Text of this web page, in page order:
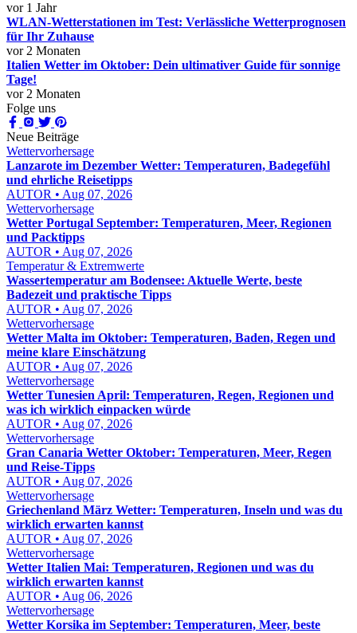
vor 1 Jahr
WLAN-Wetterstationen im Test: Verlässliche Wetterprognosen
für Ihr Zuhause
vor 2 Monaten
Italien Wetter im Oktober: Dein ultimativer Guide für sonnige
Tage!
vor 2 Monaten
Folge uns
Neue Beiträge
Wettervorhersage
Lanzarote im Dezember Wetter: Temperaturen, Badegefühl
und ehrliche Reisetipps
AUTOR • Aug 07, 2026
Wettervorhersage
Wetter Portugal September: Temperaturen, Meer, Regionen
und Packtipps
AUTOR • Aug 07, 2026
Temperatur & Extremwerte
Wassertemperatur am Bodensee: Aktuelle Werte, beste
Badezeit und praktische Tipps
AUTOR • Aug 07, 2026
Wettervorhersage
Wetter Malta im Oktober: Temperaturen, Baden, Regen und
meine klare Einschätzung
AUTOR • Aug 07, 2026
Wettervorhersage
Wetter Tunesien April: Temperaturen, Regen, Regionen und
was ich wirklich einpacken würde
AUTOR • Aug 07, 2026
Wettervorhersage
Gran Canaria Wetter Oktober: Temperaturen, Meer, Regen
und Reise-Tipps
AUTOR • Aug 07, 2026
Wettervorhersage
Griechenland März Wetter: Temperaturen, Inseln und was du
wirklich erwarten kannst
AUTOR • Aug 07, 2026
Wettervorhersage
Wetter Italien Mai: Temperaturen, Regionen und was du
wirklich erwarten kannst
AUTOR • Aug 06, 2026
Wettervorhersage
Wetter Korsika im September: Temperaturen, Meer, beste